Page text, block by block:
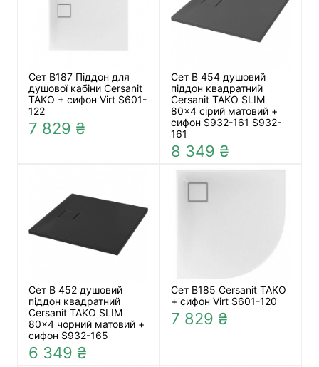
Сет B187 Піддон для
душової кабіни Cersanit
TAKO + сифон Virt S601-
122
7 829 ₴
Сет B 454 душовий
піддон квадратний
Cersanit TAKO SLIM
80x4 сірий матовий +
сифон S932-161 S932-
161
8 349 ₴
Сет B 452 душовий
піддон квадратний
Cersanit TAKO SLIM
80x4 чорний матовий +
сифон S932-165
6 349 ₴
Сет В185 Cersanit TAKO
+ сифон Virt S601-120
7 829 ₴